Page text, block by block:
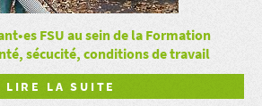
FSU au sein de la Formation
sécucité, conditions de travail
LIRE LA SUITE